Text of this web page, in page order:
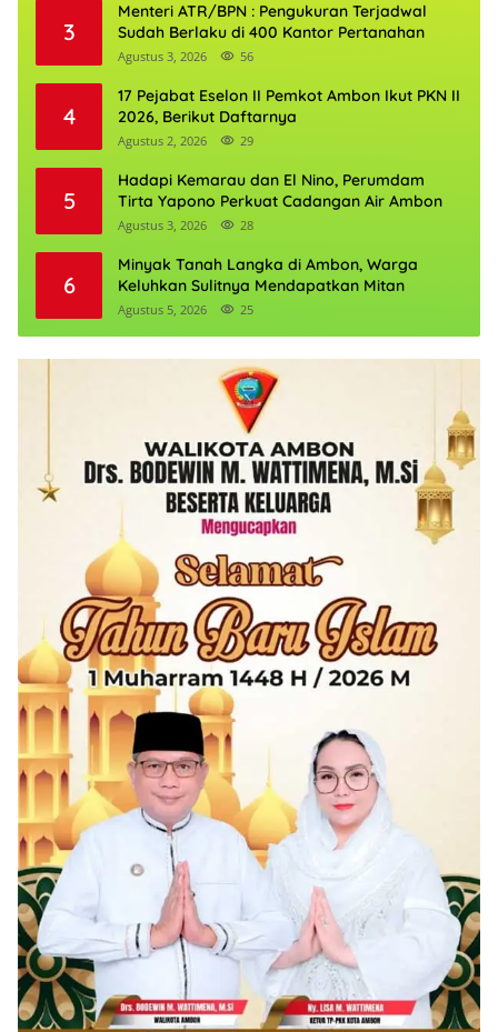
3
Menteri ATR/BPN : Pengukuran Terjadwal
Sudah Berlaku di 400 Kantor Pertanahan
Agustus 3, 2026 56
4
17 Pejabat Eselon II Pemkot Ambon Ikut PKN II
2026, Berikut Daftarnya
Agustus 2, 2026 29
5
Hadapi Kemarau dan El Nino, Perumdam
Tirta Yapono Perkuat Cadangan Air Ambon
Agustus 3, 2026 28
6
Minyak Tanah Langka di Ambon, Warga
Keluhkan Sulitnya Mendapatkan Mitan
Agustus 5, 2026 25